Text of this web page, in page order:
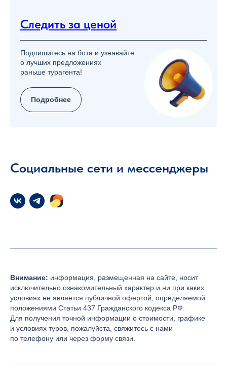
Следить за ценой
Подпишитесь на бота и узнавайте
о лучших предложениях
раньше турагента!
Подробнее
Социальные сети и мессенджеры
Внимание: информация, размещенная на сайте, носит
исключительно ознакомительный характер и ни при каких
условиях не является публичной офертой, определяемой
положениями Статьи 437 Гражданского кодекса РФ.
Для получения точной информации о стоимости, графике
и условиях туров, пожалуйста, свяжитесь с нами
по телефону или через форму связи.